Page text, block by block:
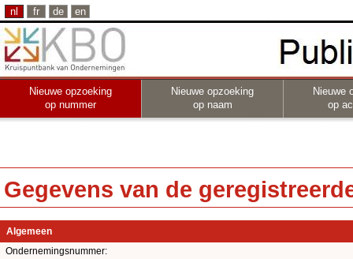
nl fr de en
Nieuwe opzoeking
op nummer
Nieuwe opzoeking
op naam
Nieuwe
op
Gegevens van de
Algemeen
Ondernemingsnummer: